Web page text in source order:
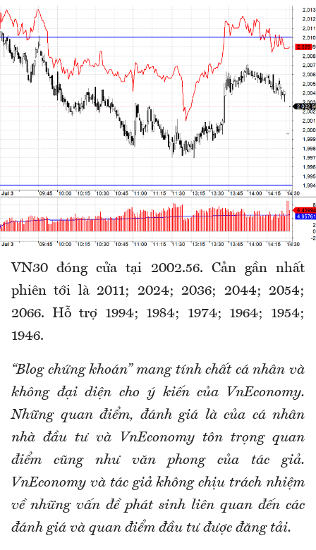
VN30 đóng cửa tại 2002.56. Cản gần nhất
phiên tới là 2011; 2024; 2036; 2044; 2054;
2066. Hỗ trợ 1994; 1984; 1974; 1964; 1954;
1946.
“Blog chứng khoán” mang tính chất cá nhân và
không đại diện cho ý kiến của VnEconomy.
Những quan điểm, đánh giá là của cá nhân
nhà đầu tư và VnEconomy tôn trọng quan
điểm cũng như văn phong của tác giả.
VnEconomy và tác giả không chịu trách nhiệm
về những vấn đề phát sinh liên quan đến các
đánh giá và quan điểm đầu tư được đăng tải.